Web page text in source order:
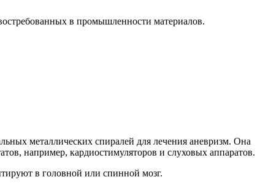
в промышленности материалов.
металлических спиралей для лечения аневризм. Она
например, кардиостимуляторов и слуховых аппаратов.
в головной или спинной мозг.